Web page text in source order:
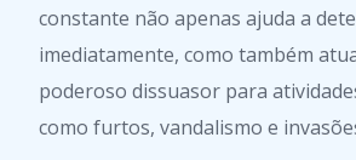
constante não apenas ajuda a
imediatamente, como também
poderoso dissuasor para
como furtos, vandalismo e